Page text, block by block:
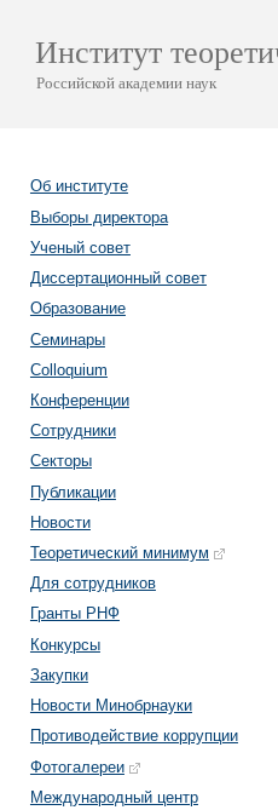
Институт
Российской академии наук
Об институте
Выборы директора
Ученый совет
Диссертационный совет
Образование
Семинары
Colloquium
Конференции
Сотрудники
Секторы
Публикации
Новости
Теоретический минимум
Для сотрудников
Гранты РНФ
Конкурсы
Закупки
Новости Минобрнауки
Противодействие коррупции
Фотогалереи
Международный центр